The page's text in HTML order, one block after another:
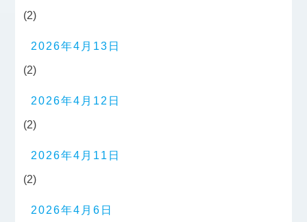
(2)
2026年4月13日
(2)
2026年4月12日
(2)
2026年4月11日
(2)
2026年4月6日